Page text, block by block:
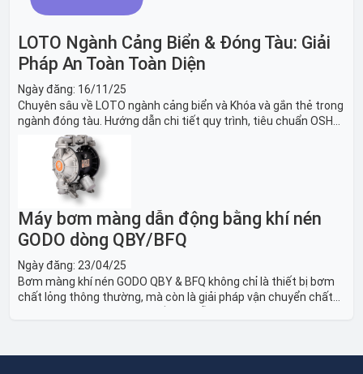
LOTO Ngành Cảng Biển & Đóng Tàu: Giải
Pháp An Toàn Toàn Diện
Ngày đăng: 16/11/25
Chuyên sâu về LOTO ngành cảng biển và Khóa và gắn thẻ trong
ngành đóng tàu. Hướng dẫn chi tiết quy trình, tiêu chuẩn OSHA,
thiết bị và Giải pháp LOTO trong công nghiệp đóng tàu toàn
Máy bơm màng dẫn động bằng khí nén
GODO dòng QBY/BFQ
Ngày đăng: 23/04/25
Bơm màng khí nén GODO QBY & BFQ không chỉ là thiết bị bơm
chất lỏng thông thường, mà còn là giải pháp vận chuyển chất